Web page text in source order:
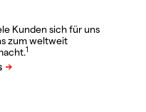
Kunden sich für uns
zum weltweit
1